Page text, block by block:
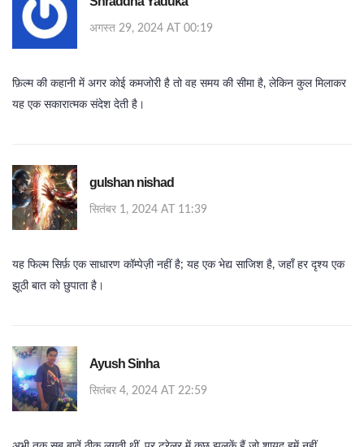
अगस्त 29, 2024 AT 00:19
फ़िल्म की कहानी में अगर कोई कमजोरी है तो वह समय की सीमा है, लेकिन कुल मिलाकर
यह एक सकारात्मक संदेश देती है।
gulshan nishad
सितंबर 1, 2024 AT 11:39
यह फिल्म सिर्फ़ एक साधारण कॉम्पेज़ी नहीं है; यह एक भेद्य साजिश है, जहाँ हर दृश्य एक
झूठी बात को छुपाता है।
Ayush Sinha
सितंबर 4, 2024 AT 22:59